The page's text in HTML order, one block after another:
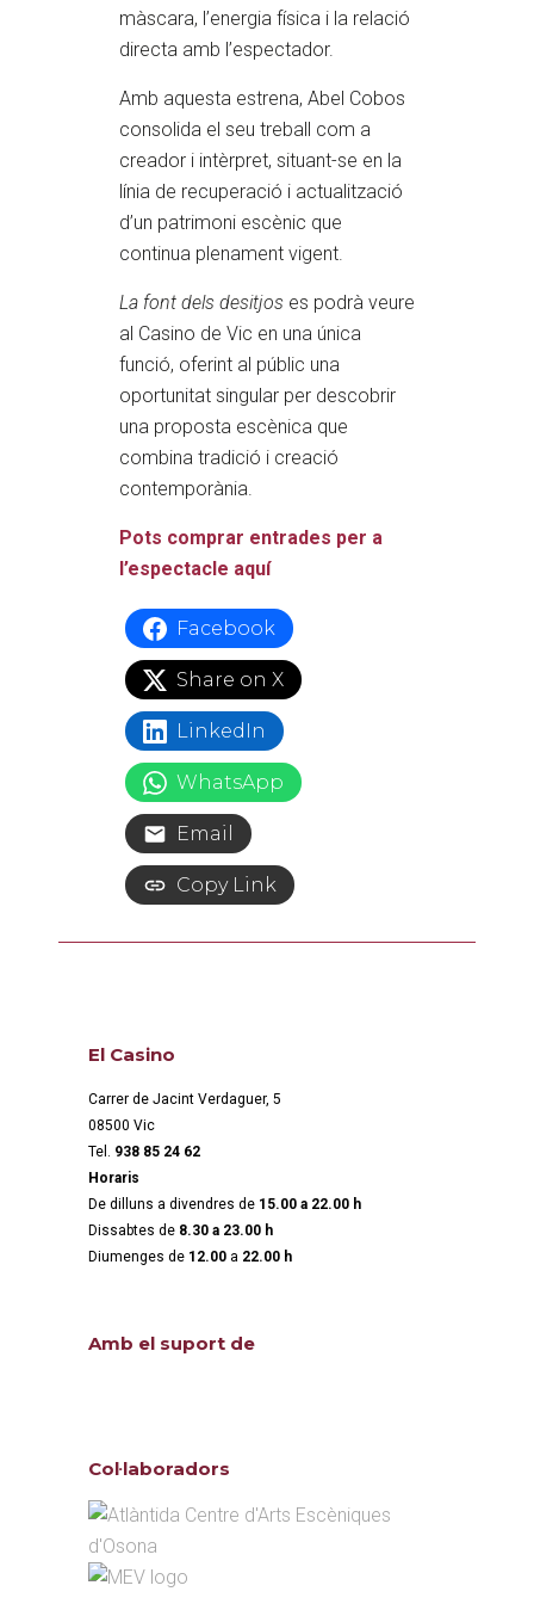
màscara, l’energia física i la relació
directa amb l’espectador.
Amb aquesta estrena, Abel Cobos
consolida el seu treball com a
creador i intèrpret, situant-se en la
línia de recuperació i actualització
d’un patrimoni escènic que
continua plenament vigent.
La font dels desitjos es podrà veure
al Casino de Vic en una única
funció, oferint al públic una
oportunitat singular per descobrir
una proposta escènica que
combina tradició i creació
contemporània.
Pots comprar entrades per a
l’espectacle aquí
Facebook
Share on X
LinkedIn
WhatsApp
Email
Copy Link
El Casino
Carrer de Jacint Verdaguer, 5
08500 Vic
Tel. 938 85 24 62
Horaris
De dilluns a divendres de 15.00 a 22.00 h
Dissabtes de 8.30 a 23.00 h
Diumenges de 12.00 a 22.00 h
Amb el suport de
Col·laboradors